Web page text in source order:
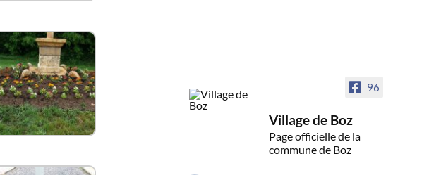
96
Village de Boz
Page officielle de la
commune de Boz